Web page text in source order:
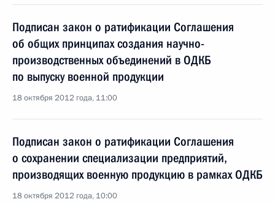
Подписан закон о ратификации Соглашения
об общих принципах создания научно-
производственных объединений в ОДКБ
по выпуску военной продукции
18 октября 2012 года, 11:00
Подписан закон о ратификации Соглашения
о сохранении специализации предприятий,
производящих военную продукцию в рамках ОДКБ
18 октября 2012 года, 10:00